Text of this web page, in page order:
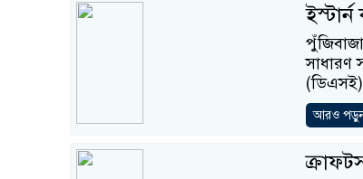
সাধারণ
(ডিএসই)
আরও